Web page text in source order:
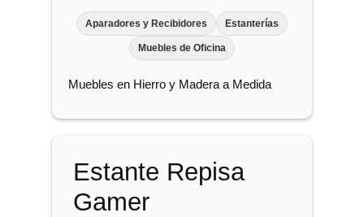
a
Aparadores y Recibidores Estanterías
Muebles de Oficina
Muebles en Hierro y Madera a Medida
Estante Repisa
Gamer